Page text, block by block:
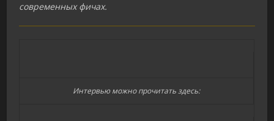
современных фичах.
Интервью можно прочитать здесь: